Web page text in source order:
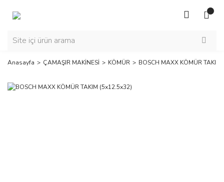
Anasayfa ÇAMAŞIR MAKİNESİ KÖMÜR BOSCH MAXX KÖMÜR TAKIM